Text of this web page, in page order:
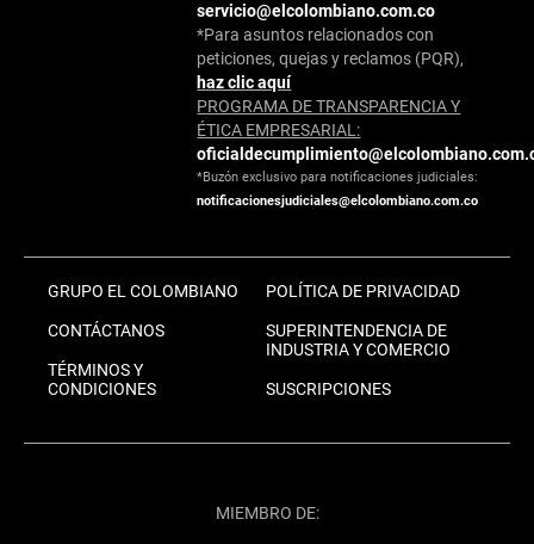
servicio@elcolombiano.com.co
*Para asuntos relacionados con
peticiones, quejas y reclamos (PQR),
haz clic aquí
PROGRAMA DE TRANSPARENCIA Y
ÉTICA EMPRESARIAL:
*Buzón exclusivo para notificaciones judiciales:
notificacionesjudiciales@elcolombiano.com.co
GRUPO EL COLOMBIANO
CONTÁCTANOS
TÉRMINOS Y
CONDICIONES
POLÍTICA DE PRIVACIDAD
SUPERINTENDENCIA DE
INDUSTRIA Y COMERCIO
SUSCRIPCIONES
MIEMBRO DE: